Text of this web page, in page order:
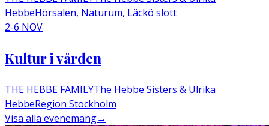
HebbeHörsalen, Naturum, Läckö slott
2-6 NOV
Kultur i vården
THE HEBBE FAMILYThe Hebbe Sisters & Ulrika
HebbeRegion Stockholm
Visa alla evenemang→